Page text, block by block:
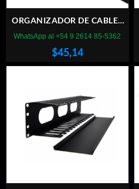
ORGANIZADOR DE CABLES
2U ABIERTO
$45,14
WhatsApp al +54 9 2614 85-5362